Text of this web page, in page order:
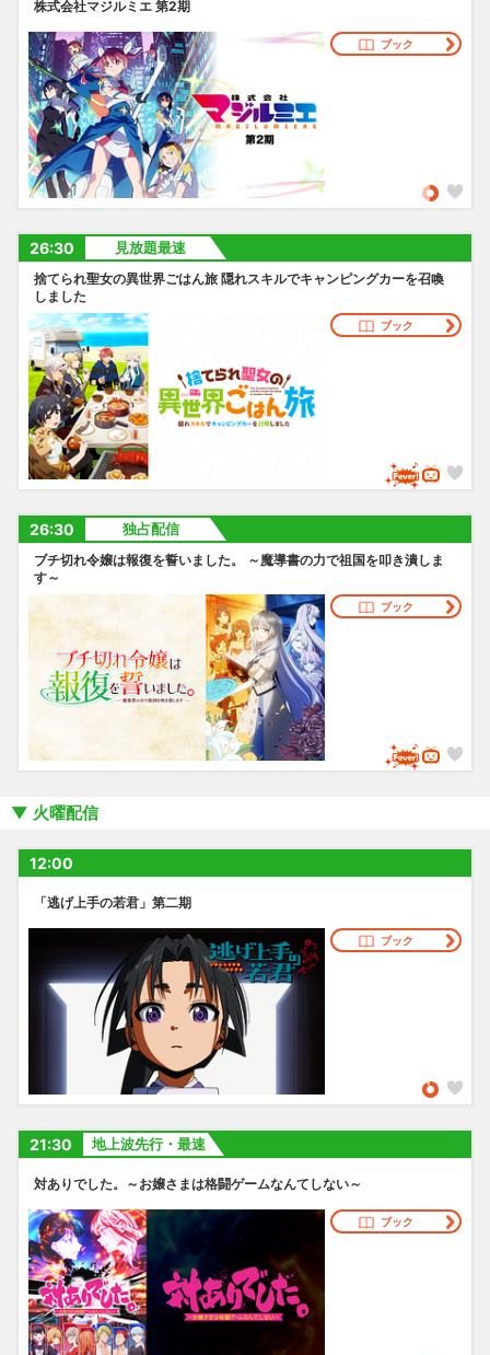
株式会社マジルミエ 第2期
ブック
26:30 見放題最速
捨てられ聖女の異世界ごはん旅 隠れスキルでキャンピングカーを召喚
しました
ブック
26:30 独占配信
ブチ切れ令嬢は報復を誓いました。 ～魔導書の力で祖国を叩き潰しま
す～
ブック
火曜配信
12:00
「逃げ上手の若君」第二期
ブック
21:30 地上波先行・最速
対ありでした。～お嬢さまは格闘ゲームなんてしない～
ブック